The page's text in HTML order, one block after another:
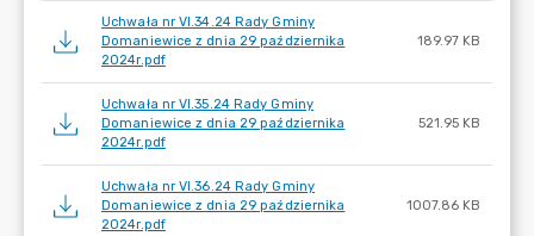
Uchwała nr VI.34.24 Rady Gminy
Domaniewice z dnia 29 października
2024r.pdf
189.97 KB
Uchwała nr VI.35.24 Rady Gminy
Domaniewice z dnia 29 października
2024r.pdf
521.95 KB
Uchwała nr VI.36.24 Rady Gminy
Domaniewice z dnia 29 października
2024r.pdf
1007.86 KB